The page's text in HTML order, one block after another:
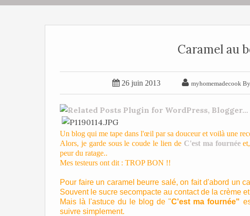
Caramel au
 26 juin 2013  myhomemadecook
Un blog qui me tape dans l'œil par sa douceur et voilà une
Alors, je garde sous le coude le lien de C'est ma fournéeet,
peur du ratage..
Mes testeurs ont dit : TROP BON !!
Pour faire un caramel beurre salé, on fait d'abord un
Souvent le sucre secompacte au contact de la crème
Mais là l'astuce du le blog de "C'est ma fournée"
suivre simplement.